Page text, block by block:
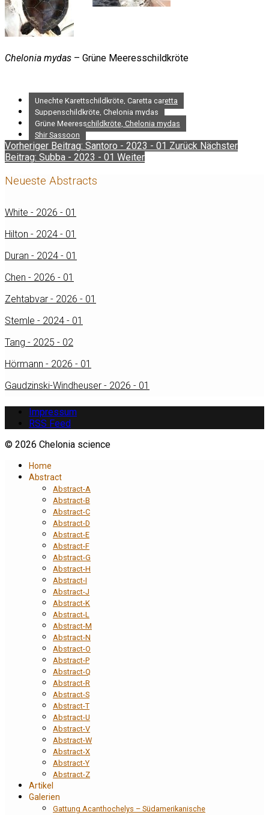
Chelonia mydas – Grüne Meeresschildkröte
Unechte Karettschildkröte, Caretta caretta
Suppenschildkröte, Chelonia mydas
Grüne Meeresschildkröte, Chelonia mydas
Shir Sassoon
Vorheriger Beitrag: Santoro - 2023 - 01 Zurück Nächster
Beitrag: Subba - 2023 - 01 Weiter
Neueste Abstracts
White - 2026 - 01
Hilton - 2024 - 01
Duran - 2024 - 01
Chen - 2026 - 01
Zehtabvar - 2026 - 01
Stemle - 2024 - 01
Tang - 2025 - 02
Hörmann - 2026 - 01
Gaudzinski-Windheuser - 2026 - 01
Impressum
RSS Feed
© 2026 Chelonia science
Home
Abstract
Abstract-A
Abstract-B
Abstract-C
Abstract-D
Abstract-E
Abstract-F
Abstract-G
Abstract-H
Abstract-I
Abstract-J
Abstract-K
Abstract-L
Abstract-M
Abstract-N
Abstract-O
Abstract-P
Abstract-Q
Abstract-R
Abstract-S
Abstract-T
Abstract-U
Abstract-V
Abstract-W
Abstract-X
Abstract-Y
Abstract-Z
Artikel
Galerien
Gattung Acanthochelys – Südamerikanische